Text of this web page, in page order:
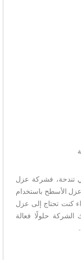
تندحة، فشركة عزل
الأسطح باستخدام
كنت تحتاج إلى عزل
حلولًا فعالة